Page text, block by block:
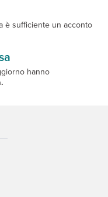
è sufficiente un acconto
hanno